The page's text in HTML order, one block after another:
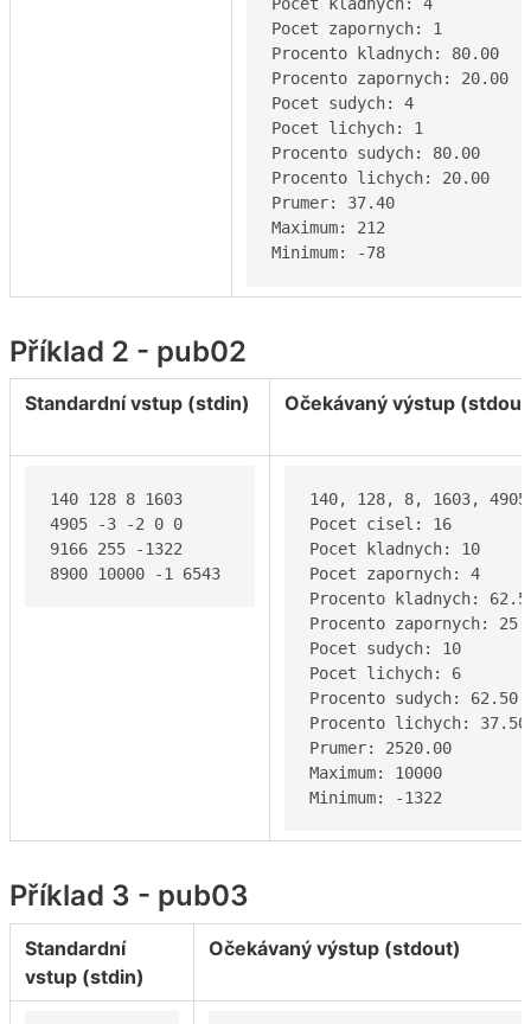
Pocet kladnych: 4
Pocet zapornych: 1
Procento kladnych: 80.00
Procento zapornych: 20.00
Pocet sudych: 4
Pocet lichych: 1
Procento sudych: 80.00
Procento lichych: 20.00
Prumer: 37.40
Maximum: 212
Minimum: -78
Příklad 2 - pub02
Standardní vstup (stdin) Očekávaný výstup
140 128 8 1603
4905 -3 -2 0 0
9166 255 -1322
8900 10000 -1 6543
140, 128, 8, 1603,
Pocet cisel: 16
Pocet kladnych: 10
Pocet zapornych: 4
Procento kladnych:
Procento zapornych:
Pocet sudych: 10
Pocet lichych: 6
Procento sudych: 62.50
Procento lichych: 37.50
Prumer: 2520.00
Maximum: 10000
Minimum: -1322
Příklad 3 - pub03
Standardní
vstup (stdin)
Očekávaný výstup (stdout)